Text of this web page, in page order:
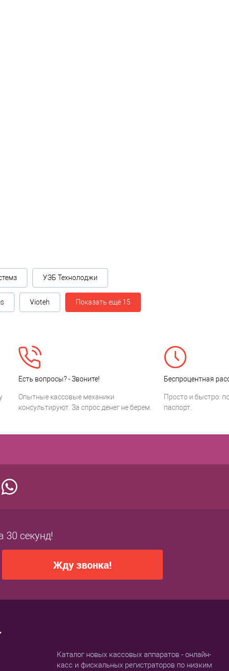
УЭБ Технолоджи
Vioteh Показать ещё 15
Есть вопросы? - Звоните!
Опытные кассовые механики
консультируют. За спрос денег не берем.
Беспроцентная
Просто и быстро:
паспорт.
30 секунд!
Жду звонка!
Каталог новых кассовых аппаратов - онлайн-
касс и фискальных регистраторов по низким